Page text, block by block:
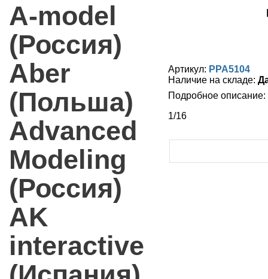
A-model
(Россия)
Aber
(Польша)
Advanced
Modeling
(Россия)
AK
interactive
Артикул: PPA5104
Наличие на складе:
Подробное описание:
1/16